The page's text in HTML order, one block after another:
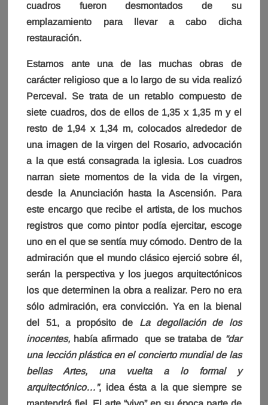
cuadros fueron desmontados de su
emplazamiento para llevar a cabo dicha
restauración.
Estamos ante una de las muchas obras de
carácter religioso que a lo largo de su vida realizó
Perceval. Se trata de un retablo compuesto de
siete cuadros, dos de ellos de 1,35 x 1,35 m y el
resto de 1,94 x 1,34 m, colocados alrededor de
una imagen de la virgen del Rosario, advocación
a la que está consagrada la iglesia. Los cuadros
narran siete momentos de la vida de la virgen,
desde la Anunciación hasta la Ascensión. Para
este encargo que recibe el artista, de los muchos
registros que como pintor podía ejercitar, escoge
uno en el que se sentía muy cómodo. Dentro de la
admiración que el mundo clásico ejerció sobre él,
serán la perspectiva y los juegos arquitectónicos
los que determinen la obra a realizar. Pero no era
sólo admiración, era convicción. Ya en la bienal
del 51, a propósito de La degollación de los
inocentes, había afirmado que se trataba de “dar
una lección plástica en el concierto mundial de las
bellas Artes, una vuelta a lo formal y
arquitectónico…”, idea ésta a la que siempre se